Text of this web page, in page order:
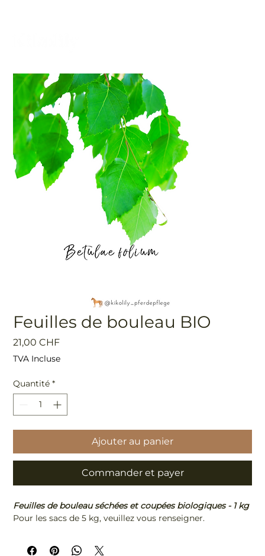
Feuilles de bouleau BIO
21,00 CHFPrix
TVA Incluse
Quantité *
Ajouter au panier
Commander et payer
Feuilles de bouleau séchées et coupées biologiques - 1 kg
Pour les sacs de 5 kg, veuillez vous renseigner.